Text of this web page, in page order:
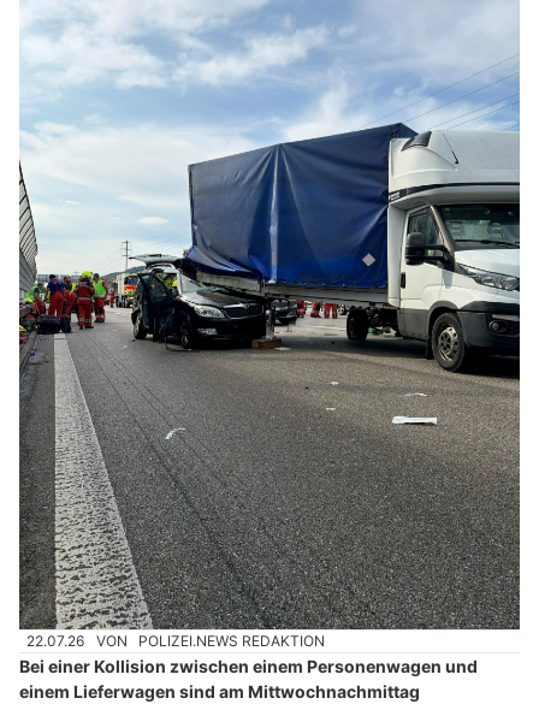
22.07.26 VON POLIZEI.NEWS REDAKTION
Bei einer Kollision zwischen einem Personenwagen und
einem Lieferwagen sind am Mittwochnachmittag